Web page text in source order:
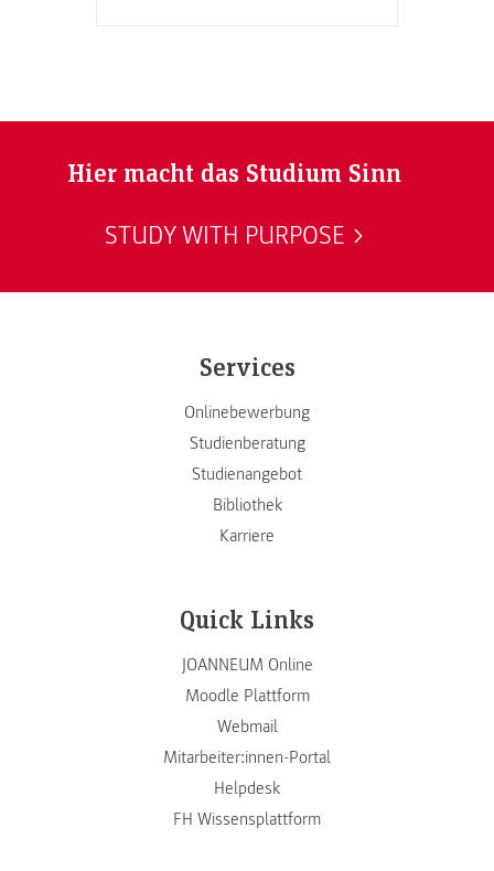
Hier macht das Studium Sinn
STUDY WITH PURPOSE
Services
Onlinebewerbung
Studienberatung
Studienangebot
Bibliothek
Karriere
Quick Links
JOANNEUM Online
Moodle Plattform
Webmail
Mitarbeiter:innen-Portal
Helpdesk
FH Wissensplattform